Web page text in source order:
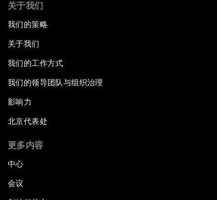
关于我们
我们的策略
关于我们
我们的工作方式
我们的领导团队与组织治理
影响力
北京代表处
更多内容
中心
会议